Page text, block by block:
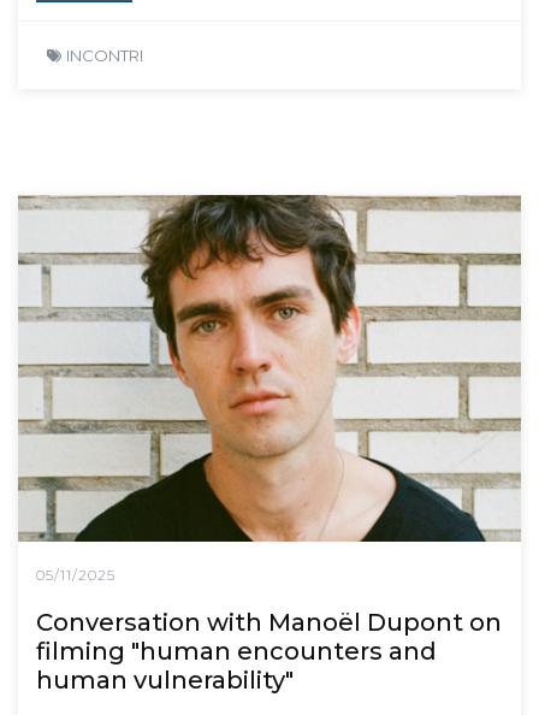
INCONTRI
05/11/2025
Conversation with Manoël Dupont on
filming "human encounters and
human vulnerability"